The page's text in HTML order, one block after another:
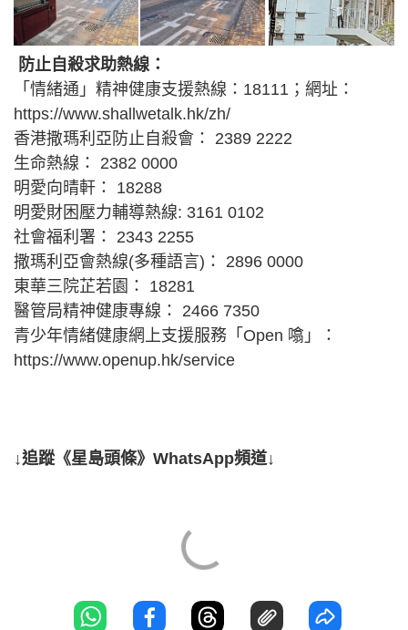
防止自殺求助熱線：
「情緒通」精神健康支援熱線：18111；網址：
https://www.shallwetalk.hk/zh/
香港撒瑪利亞防止自殺會： 2389 2222
生命熱線： 2382 0000
明愛向晴軒： 18288
明愛財困壓力輔導熱線: 3161 0102
社會福利署： 2343 2255
撒瑪利亞會熱線(多種語言)： 2896 0000
東華三院芷若園： 18281
醫管局精神健康專線： 2466 7350
青少年情緒健康網上支援服務「Open 噏」：
https://www.openup.hk/service
↓追蹤《星島頭條》WhatsApp頻道↓